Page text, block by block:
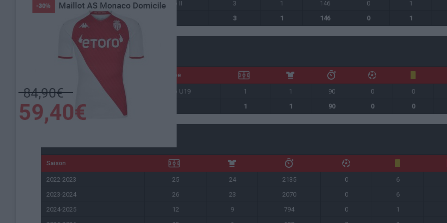
2025-2026 Monaco II 3 1 146 0 1
3 1 146 0 1
Al Abtal Cup
Équipe
2023-2024 Monaco U19 1 1 90 0 0
Total
1 1 90 0 0
Saison
2022-2023 25 24 2135 0 6
2023-2024
26 23 2070 0 6
2024-2025
12 9 794 0 1